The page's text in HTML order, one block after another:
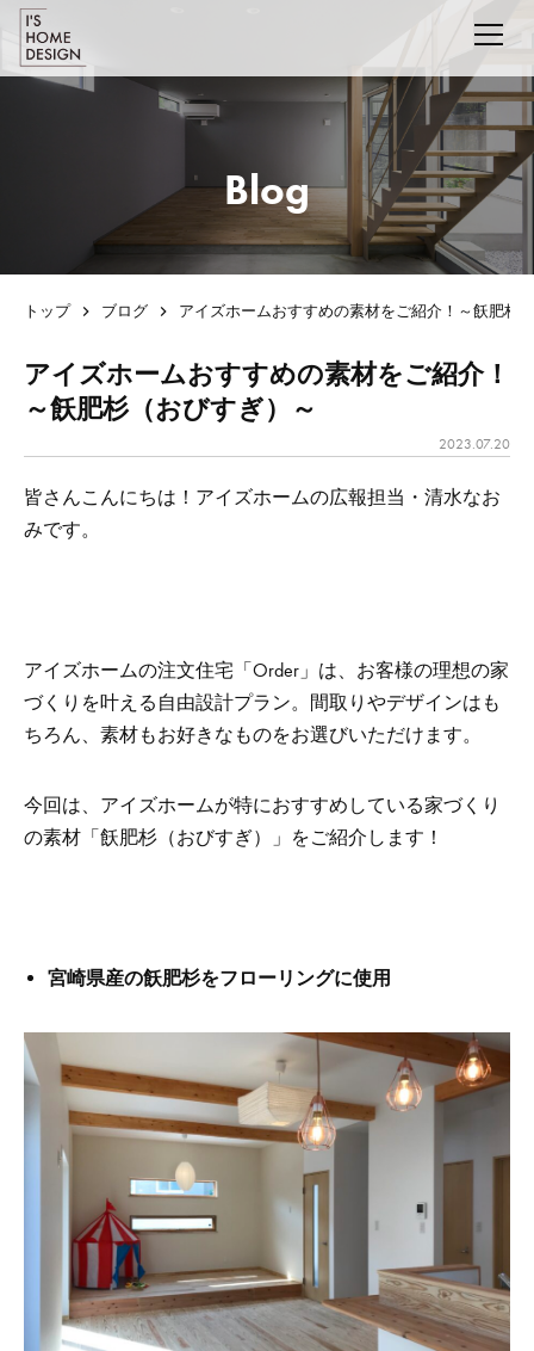
Blog
トップ ブログ アイズホームおすすめの素材をご紹介！～飫肥杉
アイズホームおすすめの素材をご紹介！
～飫肥杉（おびすぎ）～
2023.07.20
皆さんこんにちは！アイズホームの広報担当・清水なお
みです。
アイズホームの注文住宅「Order」は、お客様の理想の家
づくりを叶える自由設計プラン。間取りやデザインはも
ちろん、素材もお好きなものをお選びいただけます。
今回は、アイズホームが特におすすめしている家づくり
の素材「飫肥杉（おびすぎ）」をご紹介します！
宮崎県産の飫肥杉をフローリングに使用